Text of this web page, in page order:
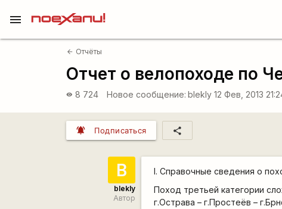
menu
arrow_back Отчёты
Отчет о велопоходе по
visibility 8 724 Новое сообщение: blekly 12 Фев, 2013
notifications_active Подписаться share
B
blekly
Автор
I. Справочные сведения о
Поход третьей категории
г.Острава – г.Простеёв –